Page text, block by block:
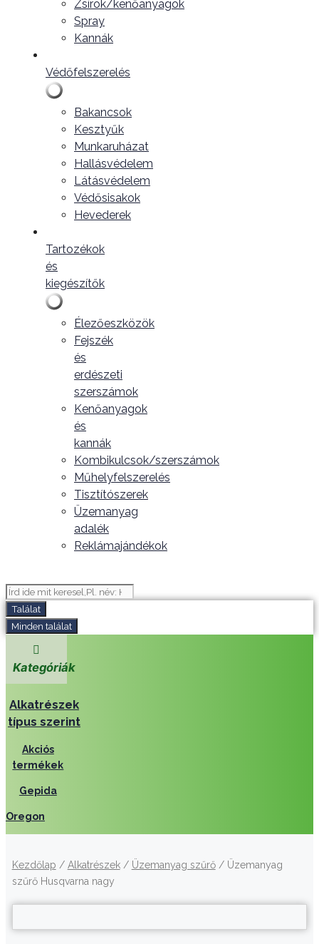
Zsírok/kenőanyagok
Spray
Kannák
Védőfelszerelés
Bakancsok
Kesztyűk
Munkaruházat
Hallásvédelem
Látásvédelem
Védősisakok
Hevederek
Tartozékok
és
kiegészítők
Élezőeszközök
Fejszék
és
erdészeti
szerszámok
Kenőanyagok
és
kannák
Kombikulcsok/szerszámok
Műhelyfelszerelés
Tisztítószerek
Üzemanyag
adalék
Reklámajándékok
Search
Találat
Minden találat
Kategóriák
Alkatrészek
típus szerint
Akciós
termékek
Gepida
Oregon
Kezdőlap / Alkatrészek/ Üzemanyag szűrő/ Üzemanyag
szűrő Husqvarna nagy